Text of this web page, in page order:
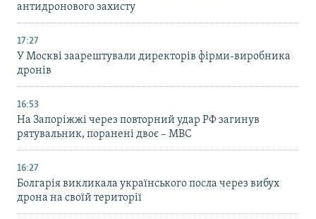
антидронового захисту
17:27
У Москві заарештували директорів фірми-виробника
дронів
16:53
На Запоріжжі через повторний удар РФ загинув
рятувальник, поранені двоє – МВС
16:27
Болгарія викликала українського посла через вибух
дрона на своїй території